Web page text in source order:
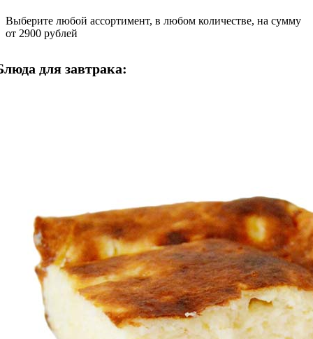
Выберите любой ассортимент, в любом количестве, на сумму
от 2900 рублей
для завтрака: